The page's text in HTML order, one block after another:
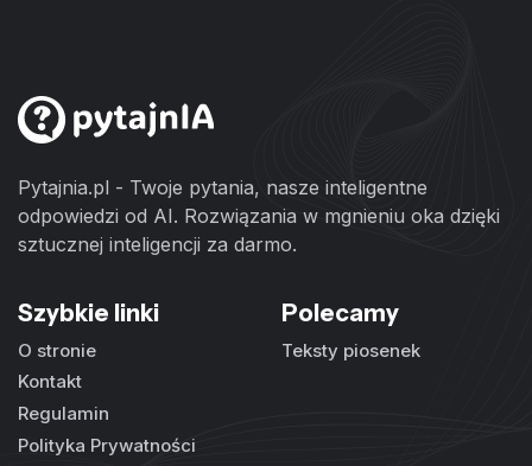
Pytajnia.pl - Twoje pytania, nasze inteligentne
odpowiedzi od AI. Rozwiązania w mgnieniu oka dzięki
sztucznej inteligencji za darmo.
Szybkie linki
O stronie
Kontakt
Regulamin
Polityka Prywatności
Polecamy
Teksty piosenek